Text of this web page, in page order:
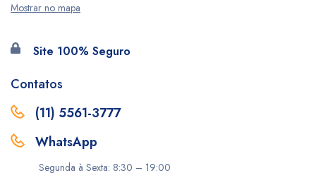
Mostrar no mapa
Site 100% Seguro
Contatos
(11) 5561-3777
WhatsApp
Segunda à Sexta: 8:30 – 19:00